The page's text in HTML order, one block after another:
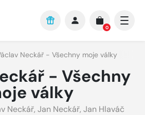
0
Neckář - Všechny moje války
- Všechny
války
Neckář, Jan Neckář, Jan Hlaváč